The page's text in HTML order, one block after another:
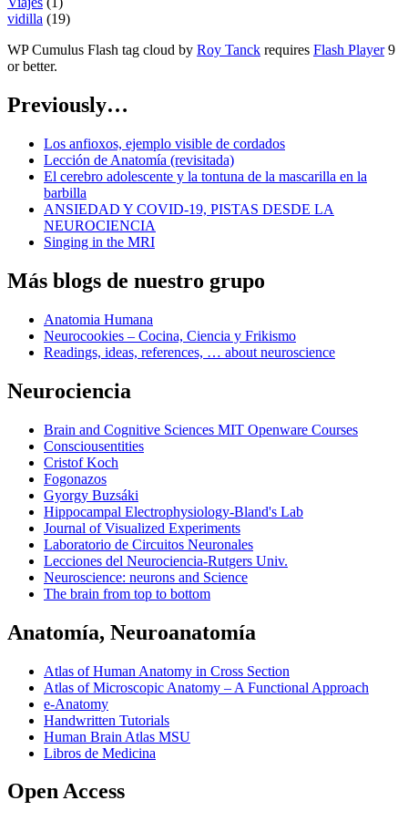
vidilla (19)
WP Cumulus Flash tag cloud by Roy Tanck requires Flash Player9
or better.
Previously…
Los anfioxos, ejemplo visible de cordados
Lección de Anatomía (revisitada)
El cerebro adolescente y la tontuna de la mascarilla en la
barbilla
ANSIEDAD Y COVID-19, PISTAS DESDE LA
NEUROCIENCIA
Singing in the MRI
Más blogs de nuestro grupo
Anatomia Humana
Neurocookies – Cocina, Ciencia y Frikismo
Readings, ideas, references, … about neuroscience
Neurociencia
Brain and Cognitive Sciences MIT Openware Courses
Consciousentities
Cristof Koch
Fogonazos
Gyorgy Buzsáki
Hippocampal Electrophysiology-Bland's Lab
Journal of Visualized Experiments
Laboratorio de Circuitos Neuronales
Lecciones del Neurociencia-Rutgers Univ.
Neuroscience: neurons and Science
The brain from top to bottom
Anatomía, Neuroanatomía
Atlas of Human Anatomy in Cross Section
Atlas of Microscopic Anatomy – A Functional Approach
e-Anatomy
Handwritten Tutorials
Human Brain Atlas MSU
Libros de Medicina
Open Access